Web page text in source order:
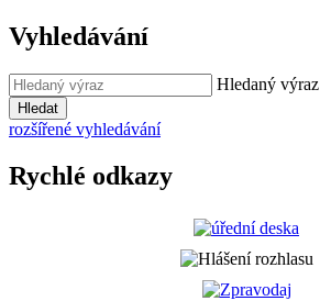
Vyhledávání
Hledaný výraz
Hledat
rozšířené vyhledávání
Rychlé odkazy